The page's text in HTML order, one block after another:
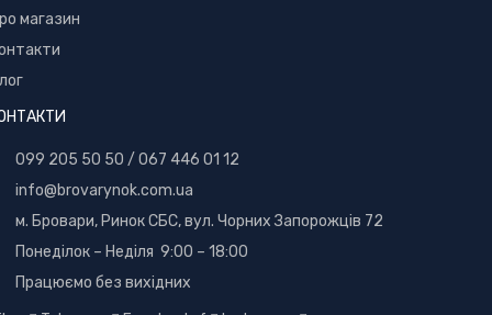
магазин
099 205 50 50 / 067 446 01 12
info@brovarynok.com.ua
м. Бровари, Ринок СБС, вул. Чорних Запорожців 72
Понеділок – Неділя 9:00 – 18:00
Працюємо без вихідних